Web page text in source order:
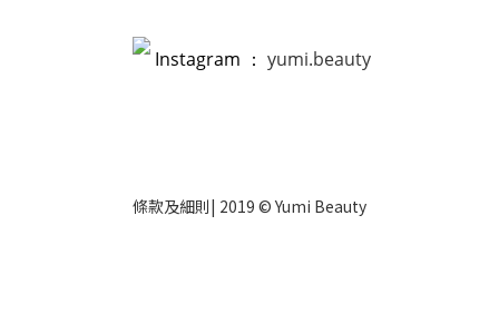
Instagram ： yumi.beauty
條款及細則| 2019 © Yumi Beauty